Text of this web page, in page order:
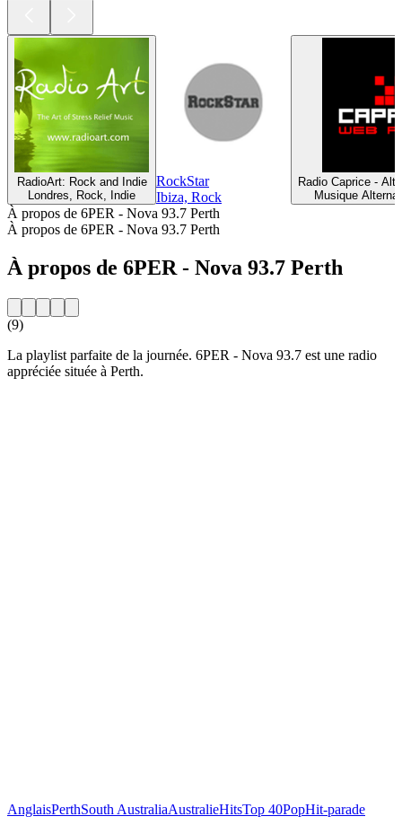
RadioArt: Rock and Indie
Londres, Rock, Indie
RockStar
Ibiza, Rock
Radio Caprice -
Musique
À propos de 6PER - Nova 93.7 Perth
À propos de 6PER - Nova 93.7 Perth
À propos de 6PER - Nova 93.7 Perth
(9)
La playlist parfaite de la journée. 6PER - Nova 93.7 est une radio
appréciée située à Perth.
AnglaisPerthSouth AustraliaAustralieHitsTop 40PopHit-parade